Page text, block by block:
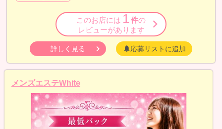
このお店には 1 件の
レビューがあります
詳しく見る 応募リストに追加
メンズエステWhite